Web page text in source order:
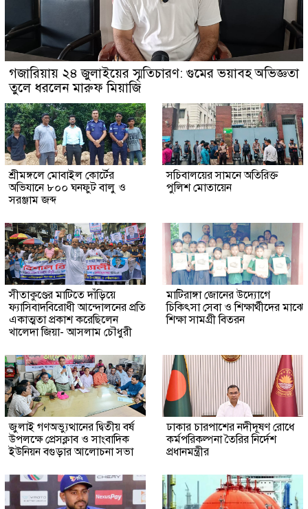
গজারিয়ায় ২৪ জুলাইয়ের স্মৃতিচারণ: গুমের ভয়াবহ অভিজ্ঞতা
তুলে ধরলেন মারুফ মিয়াজি
শ্রীমঙ্গলে মোবাইল কোর্টের
অভিযানে ৮০০ ঘনফুট বালু ও
সরঞ্জাম জব্দ
সচিবালয়ের সামনে অতিরিক্ত
পুলিশ মোতায়েন
সীতাকুণ্ডের মাটিতে দাঁড়িয়ে
ফ্যাসিবাদবিরোধী আন্দোলনের প্রতি
একাত্মতা প্রকাশ করেছিলেন
খালেদা জিয়া- আসলাম চৌধুরী
মাটিরাঙ্গা জোনের উদ্যোগে
চিকিৎসা সেবা ও শিক্ষার্থীদের মাঝে
শিক্ষা সামগ্রী বিতরন
জুলাই গণঅভ্যুত্থানের দ্বিতীয় বর্ষ
উপলক্ষে প্রেসক্লাব ও সাংবাদিক
ইউনিয়ন বগুড়ার আলোচনা সভা
ঢাকার চারপাশের নদীদূষণ রোধে
কর্মপরিকল্পনা তৈরির নির্দেশ
প্রধানমন্ত্রীর